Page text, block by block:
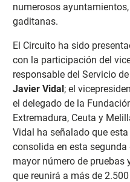
numerosos
gaditanas.
El Circuito ha sido
con la participación del
responsable del Servicio
Javier Vidal; el
el delegado de la
Extremadura, Ceuta y
Vidal ha señalado que
consolida en esta
mayor número de pruebas
que reunirá a más de